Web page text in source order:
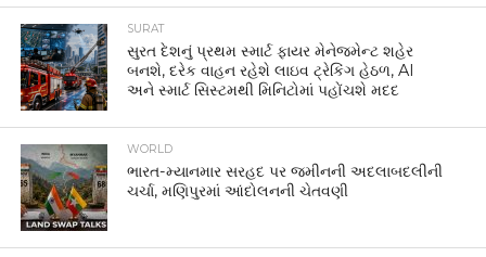
SURAT
સુરત દેશનું પ્રથમ સ્માર્ટ ફાયર મેનેજમેન્ટ શહેર
બનશે, દરેક વાહન રહેશે લાઇવ ટ્રેકિંગ હેઠળ, AI
અને સ્માર્ટ સિસ્ટમથી મિનિટોમાં પહોંચશે મદદ
WORLD
ભારત-મ્યાનમાર સરહદ પર જમીનની અદલાબદલીની
ચર્ચા, મણિપુરમાં આંદોલનની ચેતવણી